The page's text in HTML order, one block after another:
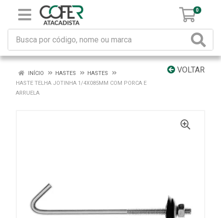
0
VOLTAR
INÍCIO HASTES
HASTES
HASTE TELHA JOTINHA 1/4X085MM COM PORCA E
ARRUELA